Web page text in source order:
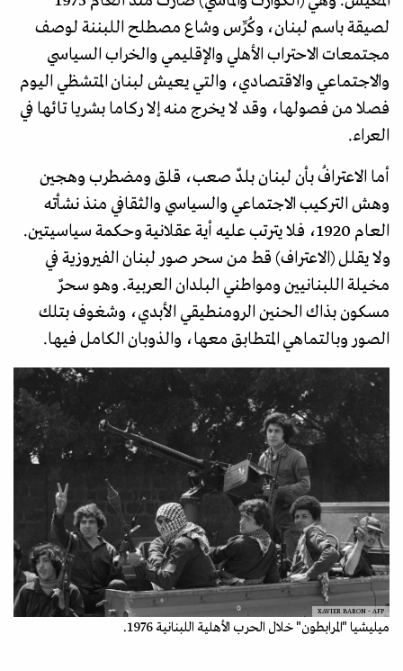
لصيقة باسم لبنان، وكُرِّس وشاع مصطلح اللبننة لوصف
مجتمعات الاحتراب الأهلي والإقليمي والخراب السياسي
والاجتماعي والاقتصادي، والتي يعيش لبنان المتشظي اليوم
فصلا من فصولها، وقد لا يخرج منه إلا ركاما بشريا تائها في
العراء.
أما الاعترافُ بأن لبنان بلدٌ صعب، قلق ومضطرب وهجين
وهش التركيب الاجتماعي والسياسي والثقافي منذ نشأته
العام 1920، فلا يترتب عليه أية عقلانية وحكمة سياسيتين.
ولا يقلل (الاعتراف) قط من سحر صور لبنان الفيروزية في
مخيلة اللبنانيين ومواطني البلدان العربية. وهو سحرٌ
مسكون بذاك الحنين الرومنطيقي الأبدي، وشغوف بتلك
الصور وبالتماهي المتطابق معها، والذوبان الكامل فيها.
XAVIER BARON - AFP
ميليشيا "المرابطون" خلال الحرب الأهلية اللبنانية 1976.